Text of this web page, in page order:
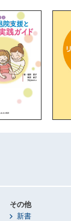
その他
新書